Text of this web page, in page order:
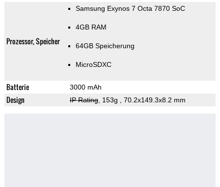
Prozessor, Speicher
Samsung Exynos 7 Octa 7870 SoC
4GB RAM
64GB Speicherung
MicroSDXC
Batterie 3000 mAh
Design IP Rating, 153g , 70.2x149.3x8.2 mm